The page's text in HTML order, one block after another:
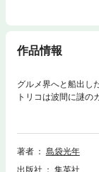
作品情報
グルメ界へと船出し
トリコは波間に謎の
島へ上陸するが、そ
著者
島袋光年
出版社
集英社